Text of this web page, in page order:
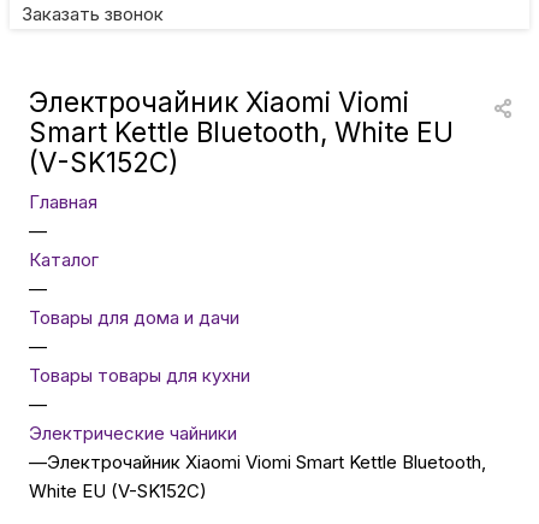
Заказать звонок
Умные кольца
Электрочайник Xiaomi Viomi
Smart Kettle Bluetooth, White EU
(V-SK152C)
Главная
—
Каталог
—
Товары для дома и дачи
—
Товары товары для кухни
—
Электрические чайники
—Электрочайник Xiaomi Viomi Smart Kettle Bluetooth,
White EU (V-SK152C)